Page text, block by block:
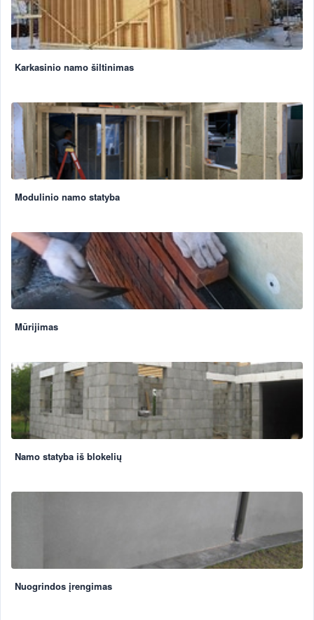
Karkasinio namo šiltinimas
Modulinio namo statyba
Mūrijimas
Namo statyba iš blokelių
Nuogrindos įrengimas